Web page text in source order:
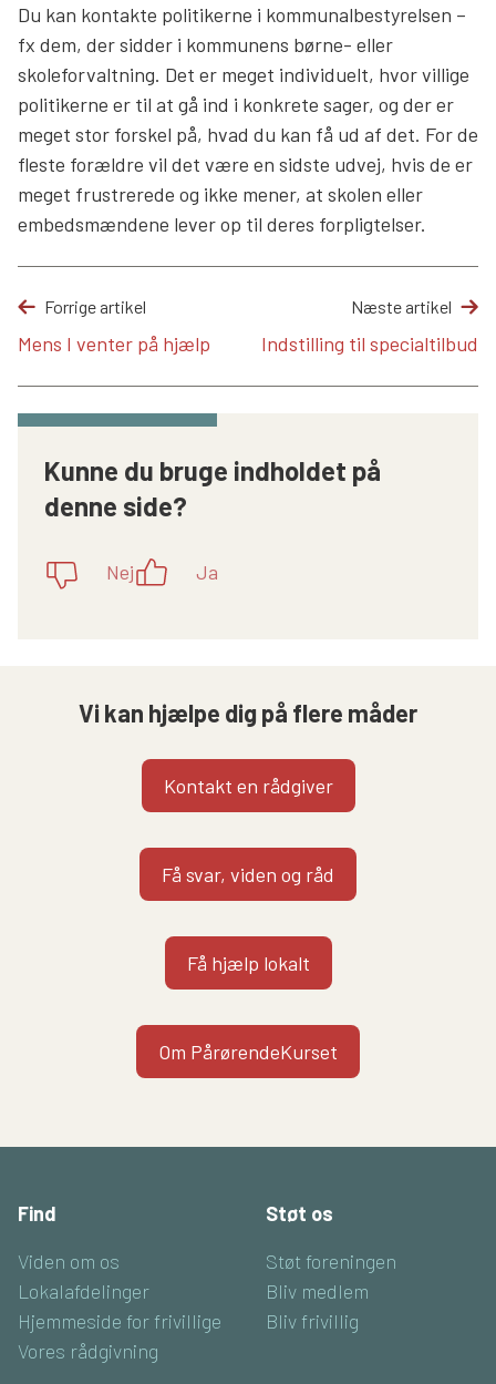
Du kan kontakte politikerne i kommunalbestyrelsen –
fx dem, der sidder i kommunens børne- eller
skoleforvaltning. Det er meget individuelt, hvor villige
politikerne er til at gå ind i konkrete sager, og der er
meget stor forskel på, hvad du kan få ud af det. For de
fleste forældre vil det være en sidste udvej, hvis de er
meget frustrerede og ikke mener, at skolen eller
embedsmændene lever op til deres forpligtelser.
Forrige artikel
Mens I venter på hjælp
Næste artikel
Indstilling til specialtilbud
Kunne du bruge indholdet på
denne side?
Nej Ja
Vi kan hjælpe dig på flere måder
Kontakt en rådgiver
Få svar, viden og råd
Få hjælp lokalt
Om PårørendeKurset
Find
Viden om os
Lokalafdelinger
Hjemmeside for frivillige
Vores rådgivning
Støt os
Støt foreningen
Bliv medlem
Bliv frivillig